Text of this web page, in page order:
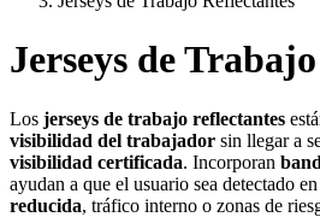
Jerseys de
Los jerseys de trabajo reflectantes
visibilidad del trabajador sin llegar a
visibilidad certificada. Incorporan
ayudan a que el usuario sea detectado
reducida, tráfico interno o zonas de